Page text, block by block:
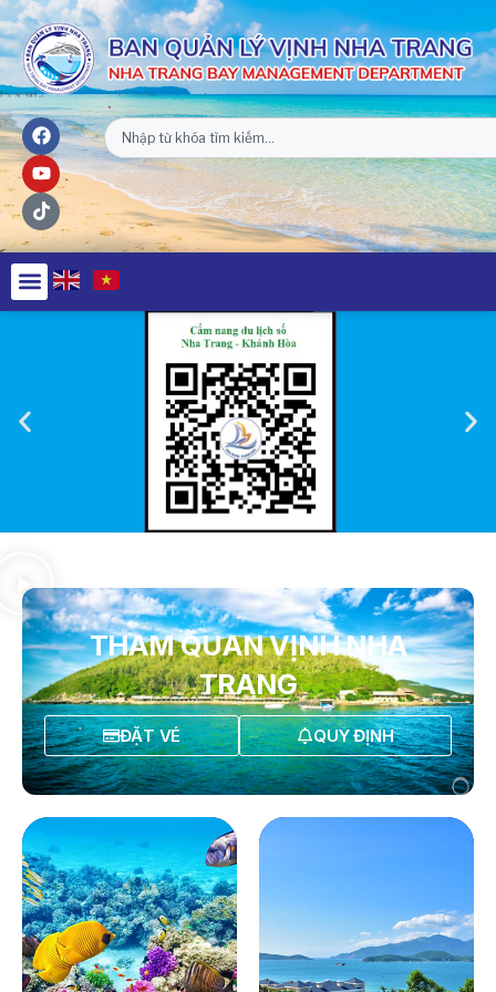
THAM QUAN VỊNH NHA
TRANG
ĐẶT VÉ QUY ĐỊNH